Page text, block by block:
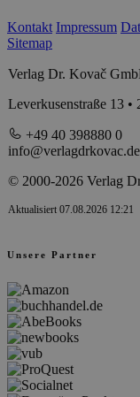
Kontakt Impressum
Sitemap
Verlag Dr. Kovač
Leverkusenstraße 13 •
+49 40 398880 0
info@verlagdrkovac.de
© 2000-2026 Verlag
Aktualisiert 07.08.2026 12:21
Unsere Partner